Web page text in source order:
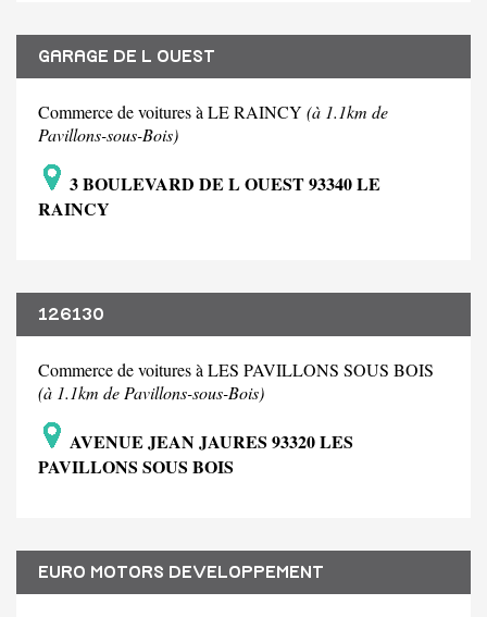
GARAGE DE L OUEST
Commerce de voitures à LE RAINCY (à 1.1km de
Pavillons-sous-Bois)
3 BOULEVARD DE L OUEST 93340 LE
RAINCY
126130
Commerce de voitures à LES PAVILLONS SOUS BOIS
(à 1.1km de Pavillons-sous-Bois)
AVENUE JEAN JAURES 93320 LES
PAVILLONS SOUS BOIS
EURO MOTORS DEVELOPPEMENT